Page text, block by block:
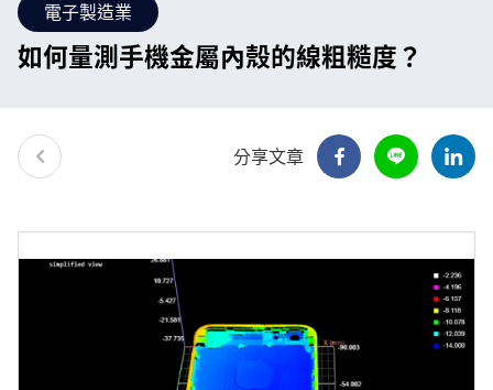
電子製造業
如何量測手機金屬內殼的線粗糙度？
分享文章